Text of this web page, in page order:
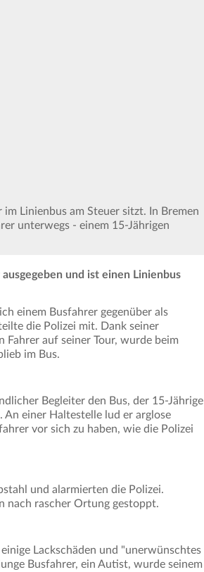
Linienbus am Steuer sitzt. In Bremen
unterwegs - einem 15-Jährigen
und ist einen Linienbus
einem Busfahrer gegenüber als
die Polizei mit. Dank seiner
auf seiner Tour, wurde beim
im Bus.
Begleiter den Bus, der 15-Jährige
einer Haltestelle lud er arglose
vor sich zu haben, wie die Polizei
und alarmierten die Polizei.
nach rascher Ortung gestoppt.
Lackschäden und "unerwünschtes
Busfahrer, ein Autist, wurde seinem